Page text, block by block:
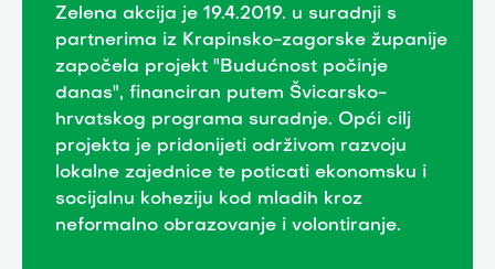
Zelena akcija je 19.4.2019. u suradnji s
partnerima iz Krapinsko-zagorske županije
započela projekt "Budućnost počinje
danas", financiran putem Švicarsko-
hrvatskog programa suradnje. Opći cilj
projekta je pridonijeti održivom razvoju
lokalne zajednice te poticati ekonomsku i
socijalnu koheziju kod mladih kroz
neformalno obrazovanje i volontiranje.